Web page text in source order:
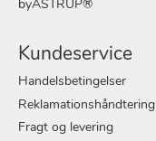
byASTRUP®
Kundeservice
Handelsbetingelser
Reklamationshåndtering
Fragt og levering